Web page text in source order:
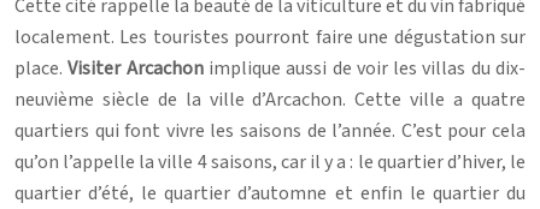
Cette cité rappelle la beauté de la viticulture et du vin fabriqué
localement. Les touristes pourront faire une dégustation sur
place.Visiter Arcachonimplique aussi de voir les villas du dix-
neuvième siècle de la ville d’Arcachon. Cette ville a quatre
quartiers qui font vivre les saisons de l’année. C’est pour cela
qu’on l’appelle la ville 4 saisons, car il y a : le quartier d’hiver, le
quartier d’été, le quartier d’automne et enfin le quartier du